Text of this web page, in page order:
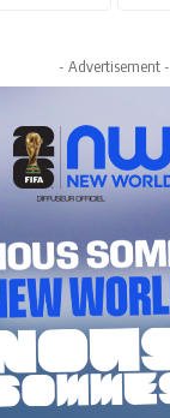
- Advertisement -